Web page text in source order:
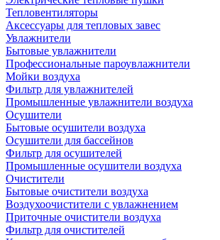
Тепловентиляторы
Аксессуары для тепловых завес
Увлажнители
Бытовые увлажнители
Профессиональные пароувлажнители
Мойки воздуха
Фильтр для увлажнителей
Промышленные увлажнители воздуха
Осушители
Бытовые осушители воздуха
Осушители для бассейнов
Фильтр для осушителей
Промышленные осушители воздуха
Очистители
Бытовые очистители воздуха
Воздухоочистители с увлажнением
Приточные очистители воздуха
Фильтр для очистителей